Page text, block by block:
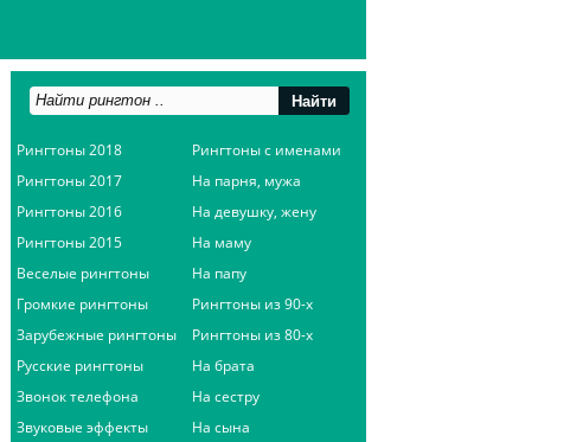
Рингтоны 2018
Рингтоны 2017
Рингтоны 2016
Рингтоны 2015
Веселые рингтоны
Громкие рингтоны
Зарубежные рингтоны
Русские рингтоны
Звонок телефона
Звуковые эффекты
Рингтоны с именами
На парня, мужа
На девушку, жену
На маму
На папу
Рингтоны из 90-х
Рингтоны из 80-х
На брата
На сестру
На сына